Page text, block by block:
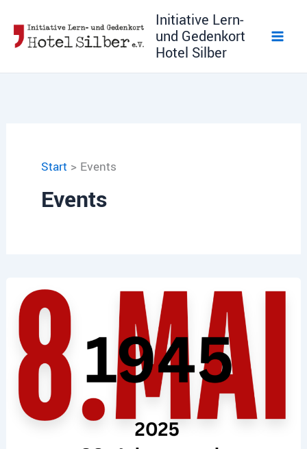
Inhalt
springen
Initiative Lern-
und Gedenkort
Hotel Silber
Start Events
Events